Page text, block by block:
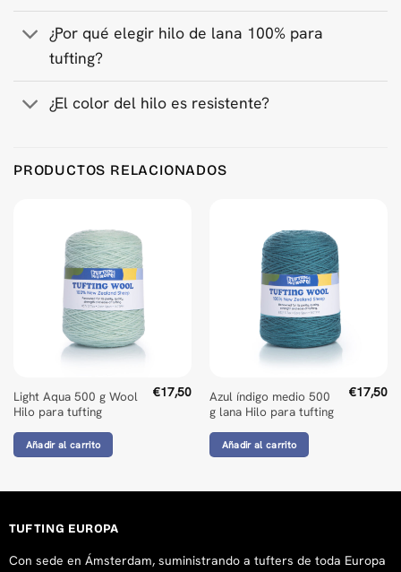
¿Por qué elegir hilo de lana 100% para
tufting?
¿El color del hilo es resistente?
PRODUCTOS RELACIONADOS
Light Aqua 500 g Wool
Hilo para tufting
€17,50
Añadir al carrito
Azul índigo medio 500
g lana Hilo para tufting
€17,50
Añadir al carrito
TUFTING EUROPA
Con sede en Ámsterdam, suministrando a tufters de toda Europa